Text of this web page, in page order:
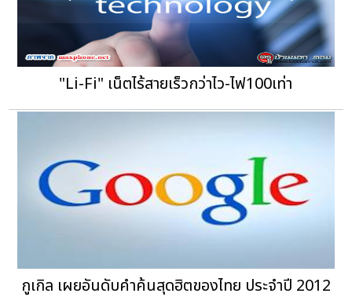
"Li-Fi" เน็ตไร้สายเร็วกว่าไว-ไฟ100เท่า
กูเกิล เผยอันดับคำค้นสุดฮิตของไทย ประจำปี 2012